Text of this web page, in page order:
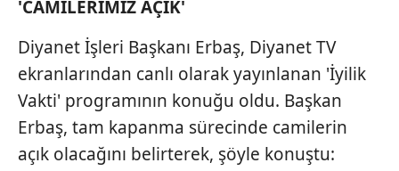
gösterilmeyecektir."
Sizlere daha iyi bir hizmet sunabilmek için İnternet
Sitemizde kendimize ve üçüncü kişilere ait çerezler
kullanılmaktadır. Bu çerezler vasıtasıyla çeşitli kişisel
verileriniz işlenmekte olup gerekli olan çerezler bilgi
toplumu hizmetlerinin sunulması amacıyla
kullanılmaktadır. Diğer çerezler, sitemizin daha işlevsel
'CAMİLERİMİZ AÇIK'
Diyanet İşleri Başkanı Erbaş, Diyanet TV
ekranlarından canlı olarak yayınlanan 'İyilik
Vakti' programının konuğu oldu. Başkan
Erbaş, tam kapanma sürecinde camilerin
açık olacağını belirterek, şöyle konuştu: